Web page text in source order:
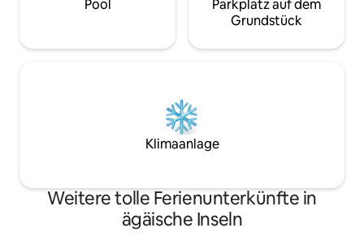
Pool
Parkplatz auf dem
Grundstück
Klimaanlage
Weitere tolle Ferienunterkünfte in
ägäische Inseln